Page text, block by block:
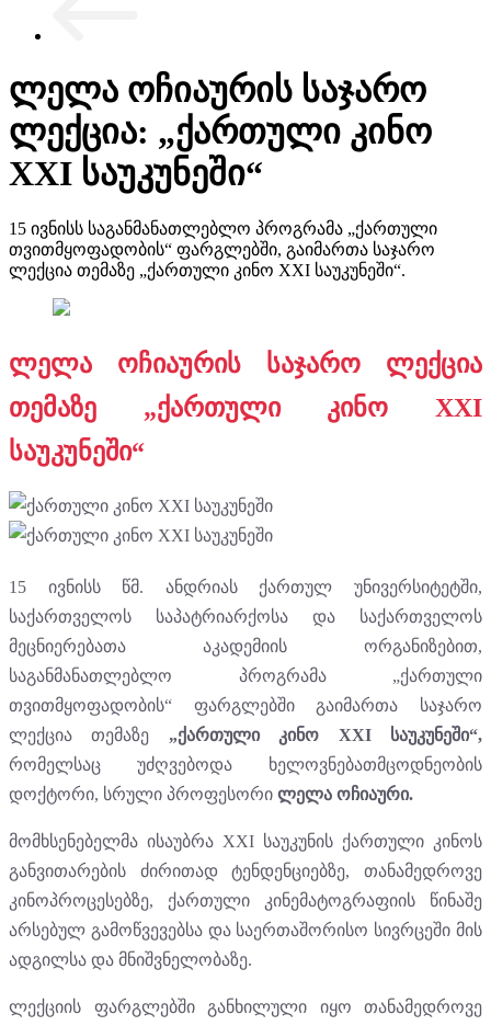
ლელა ოჩიაურის საჯარო
ლექცია: „ქართული კინო
XXI საუკუნეში“
15 ივნისს საგანმანათლებლო პროგრამა „ქართული
თვითმყოფადობის“ ფარგლებში, გაიმართა საჯარო
ლექცია თემაზე „ქართული კინო XXI საუკუნეში“.
ლელა ოჩიაურის საჯარო ლექცია
თემაზე „ქართული კინო XXI
საუკუნეში“
15 ივნისს წმ. ანდრიას ქართულ უნივერსიტეტში,
საქართველოს საპატრიარქოსა და საქართველოს
მეცნიერებათა აკადემიის ორგანიზებით,
საგანმანათლებლო პროგრამა „ქართული
თვითმყოფადობის“ ფარგლებში გაიმართა საჯარო
ლექცია თემაზე „ქართული კინო XXI საუკუნეში“,
რომელსაც უძღვებოდა ხელოვნებათმცოდნეობის
დოქტორი, სრული პროფესორი ლელა ოჩიაური.
მომხსენებელმა ისაუბრა XXI საუკუნის ქართული კინოს
განვითარების ძირითად ტენდენციებზე, თანამედროვე
კინოპროცესებზე, ქართული კინემატოგრაფიის წინაშე
არსებულ გამოწვევებსა და საერთაშორისო სივრცეში მის
ადგილსა და მნიშვნელობაზე.
ლექციის ფარგლებში განხილული იყო თანამედროვე